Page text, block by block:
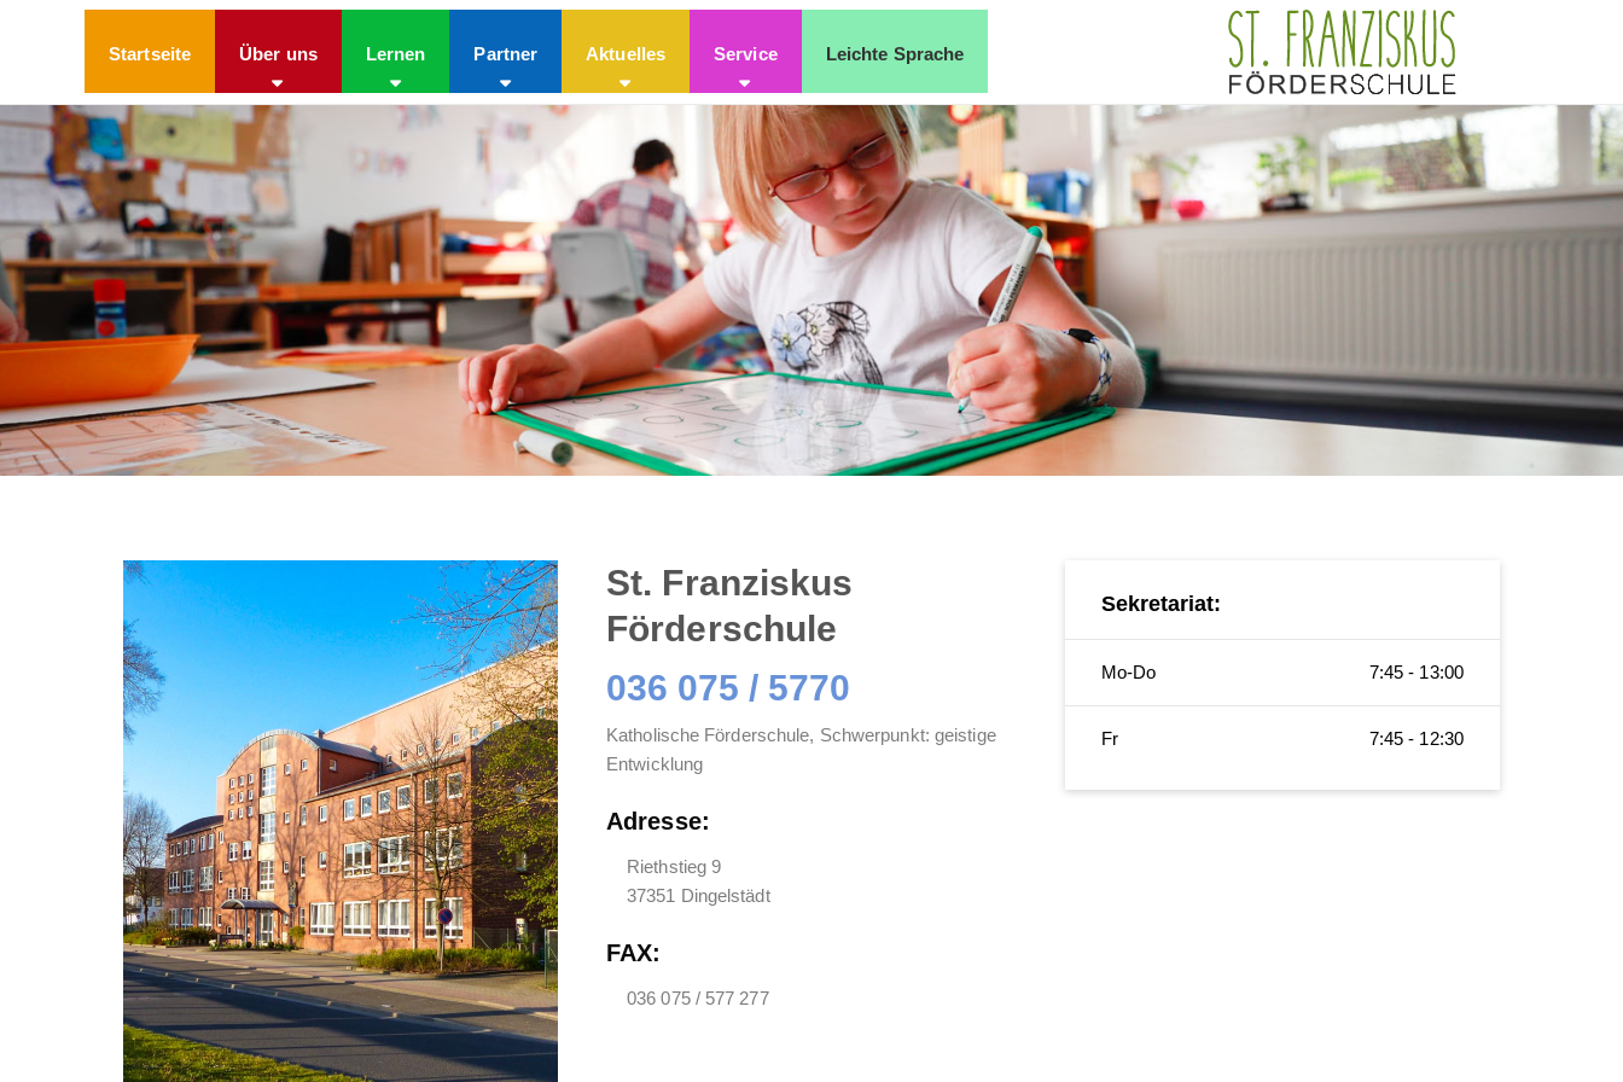
Startseite Über uns Lernen Partner Aktuelles Service Leichte Sprache
St. Franziskus
Förderschule
036 075 / 5770
Katholische Förderschule, Schwerpunkt: geistige
Entwicklung
Adresse:
Riethstieg 9
37351 Dingelstädt
FAX:
036 075 / 577 277
Sekretariat:
Mo-Do 7:45 - 13:00
Fr 7:45 - 12:30